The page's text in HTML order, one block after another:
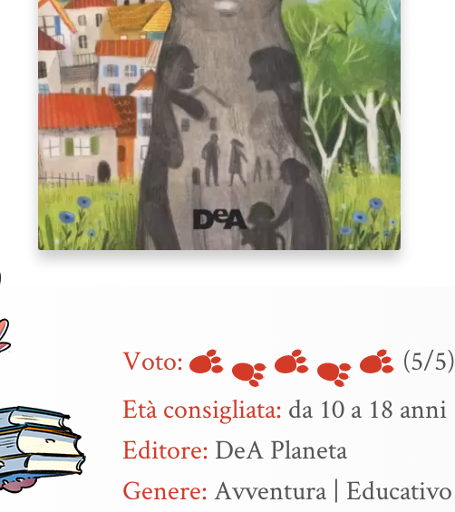
Voto:
(5/5)
Età consigliata: da 10 a 18 anni
Editore: DeA Planeta
Genere: Avventura | Educativo